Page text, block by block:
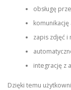
obsługę
zapis zdjęć i
integrację z
Dzięki temu